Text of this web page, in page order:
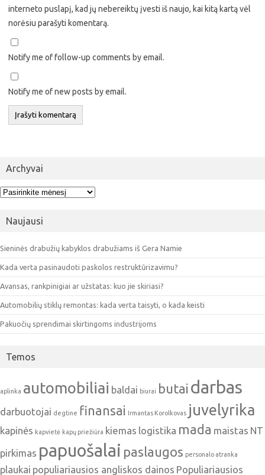
interneto puslapį, kad jų nebereiktų įvesti iš naujo, kai kitą kartą vėl
norėsiu parašyti komentarą.
Notify me of follow-up comments by email.
Notify me of new posts by email.
Archyvai
Archyvai
Naujausi
Sieninės drabužių kabyklos drabužiams iš Gera Namie
Kada verta pasinaudoti paskolos restruktūrizavimu?
Avansas, rankpinigiai ar užstatas: kuo jie skiriasi?
Automobilių stiklų remontas: kada verta taisyti, o kada keisti
Pakuočių sprendimai skirtingoms industrijoms
Temos
aplinka automobiliai baldai biurai butai darbas
darbuotojai degtine finansai Irmantas Korolkovas juvelyrika
kapinės kapvietė kapų priežiūra kiemas logistika mada maistas NT
pirkimas papuošalai paslaugos personalo atranka
plaukai populiariausios angliskos dainos Populiariausios